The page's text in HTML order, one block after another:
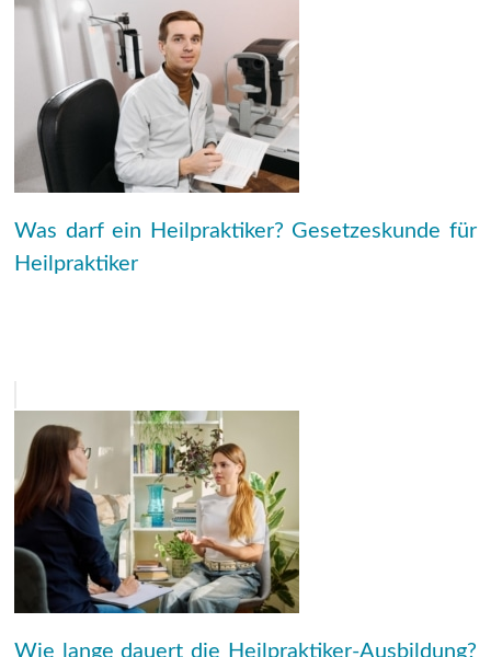
Was darf ein Heilpraktiker? Gesetzeskunde für
Heilpraktiker
Wie lange dauert die Heilpraktiker-Ausbildung?